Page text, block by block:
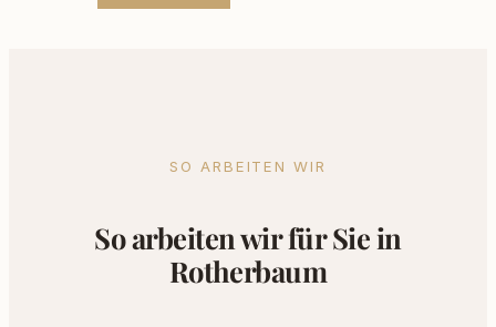
SO ARBEITEN WIR
So arbeiten wir für Sie in
Rotherbaum